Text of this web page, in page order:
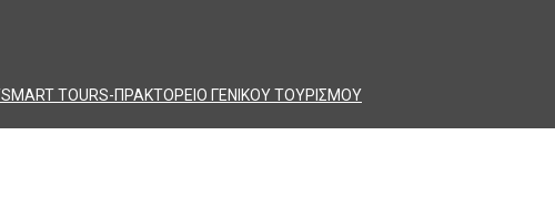
SMART TOURS-ΠΡΑΚΤΟΡΕΙΟ ΓΕΝΙΚΟΥ ΤΟΥΡΙΣΜΟΥ